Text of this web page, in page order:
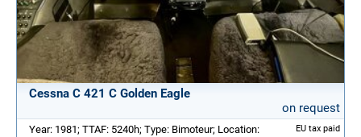
Cessna C 421 C Golden Eagle
on request
EU tax paid
Year: 1981; TTAF: 5240h; Type: Bimoteur; Location: